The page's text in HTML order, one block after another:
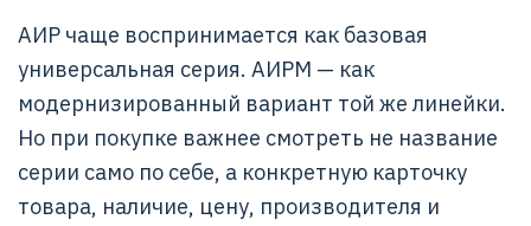
АИР чаще воспринимается как базовая
универсальная серия. АИРМ — как
модернизированный вариант той же линейки.
Но при покупке важнее смотреть не название
серии само по себе, а конкретную карточку
товара, наличие, цену, производителя и